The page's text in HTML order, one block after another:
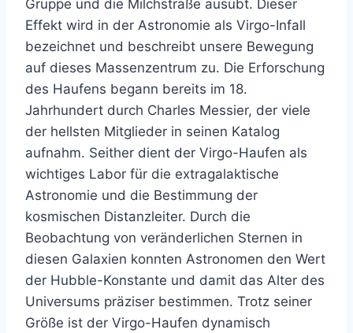
Gruppe und die Milchstraße ausübt. Dieser
Effekt wird in der Astronomie als Virgo-Infall
bezeichnet und beschreibt unsere Bewegung
auf dieses Massenzentrum zu. Die Erforschung
des Haufens begann bereits im 18.
Jahrhundert durch Charles Messier, der viele
der hellsten Mitglieder in seinen Katalog
aufnahm. Seither dient der Virgo-Haufen als
wichtiges Labor für die extragalaktische
Astronomie und die Bestimmung der
kosmischen Distanzleiter. Durch die
Beobachtung von veränderlichen Sternen in
diesen Galaxien konnten Astronomen den Wert
der Hubble-Konstante und damit das Alter des
Universums präziser bestimmen. Trotz seiner
Größe ist der Virgo-Haufen dynamisch